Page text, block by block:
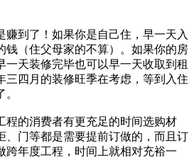
赚到了！如果你是自己住，早一天入
钱（住父母家的不算）。如果你的房
一天装修完毕也可以早一天收取到租
三四月的装修旺季在考虑，等到入住
程的消费者有更充足的时间选购材
、门等都是需要提前订做的，而且订
跨年度工程，时间上就相对充裕一